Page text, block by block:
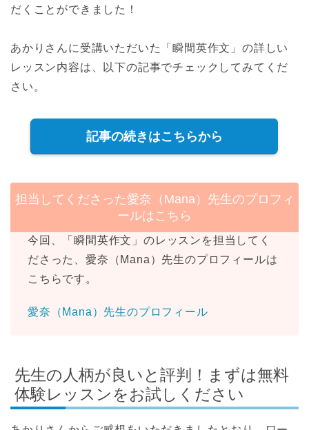
だくことができました！
あかりさんに受講いただいた「瞬間英作文」の詳しい
レッスン内容は、以下の記事でチェックしてみてくだ
さい。
記事の続きはこちらから
担当してくださった愛奈（Mana）先生のプロフィ
ールはこちら
今回、「瞬間英作文」のレッスンを担当してく
ださった、愛奈（Mana）先生のプロフィールは
こちらです。
愛奈（Mana）先生のプロフィール
先生の人柄が良いと評判！まずは無料
体験レッスンをお試しください